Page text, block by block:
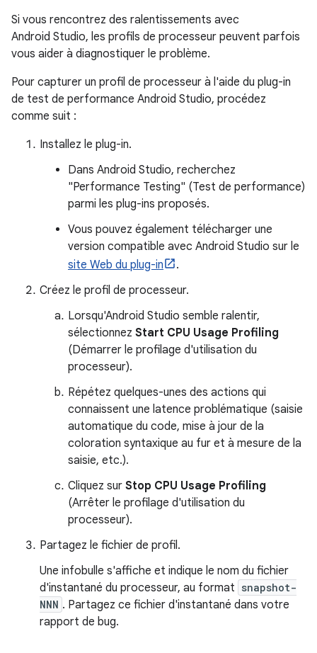
Si vous rencontrez des ralentissements avec
Android Studio, les profils de processeur peuvent parfois
vous aider à diagnostiquer le problème.
Pour capturer un profil de processeur à l'aide du plug-in
de test de performance Android Studio, procédez
comme suit :
Installez le plug-in.
Dans Android Studio, recherchez
"Performance Testing" (Test de performance)
parmi les plug-ins proposés.
Vous pouvez également télécharger une
version compatible avec Android Studio sur le
site Web du plug-in
.
Créez le profil de processeur.
Lorsqu'Android Studio semble ralentir,
sélectionnez Start CPU Usage Profiling
(Démarrer le profilage d'utilisation du
processeur).
Répétez quelques-unes des actions qui
connaissent une latence problématique (saisie
automatique du code, mise à jour de la
coloration syntaxique au fur et à mesure de la
saisie, etc.).
Cliquez sur Stop CPU Usage Profiling
(Arrêter le profilage d'utilisation du
processeur).
Partagez le fichier de profil.
Une infobulle s'affiche et indique le nom du fichier
d'instantané du processeur, au format snapshot-
NNN . Partagez ce fichier d'instantané dans votre
rapport de bug.